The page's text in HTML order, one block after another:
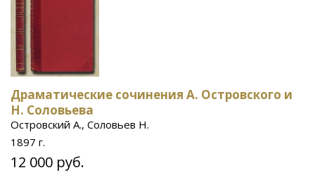
Драматические сочинения А. Островского и
Н. Соловьева
Островский А., Соловьев Н.
1897 г.
12 000 руб.